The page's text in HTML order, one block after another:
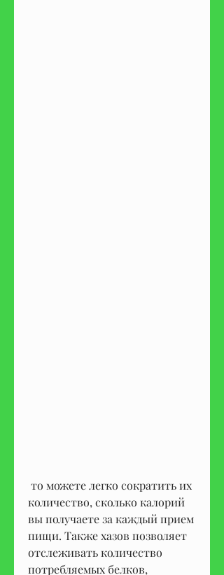
количество, сколько калорий
вы получаете за каждый прием
пищи. Также хазов позволяет
отслеживать количество
потребляемых белков,